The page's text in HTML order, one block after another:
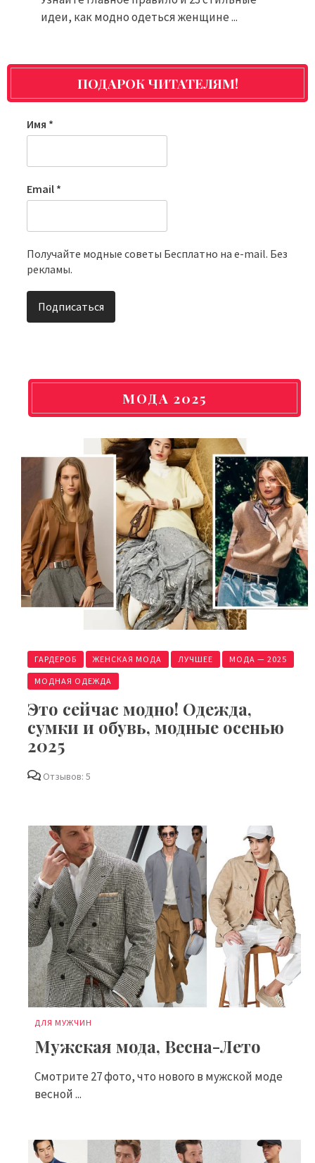
идеи, как модно одеться женщине ...
ПОДАРОК ЧИТАТЕЛЯМ!
Имя *
Email *
Получайте модные советы Бесплатно на e-mail. Без
рекламы.
МОДА 2025
ГАРДЕРОБ ЖЕНСКАЯ МОДА ЛУЧШЕЕ МОДА — 2025
МОДНАЯ ОДЕЖДА
Это сейчас модно! Одежда,
сумки и обувь, модные осенью
2025
Отзывов: 5
ДЛЯ МУЖЧИН
Мужская мода, Весна-Лето
Смотрите 27 фото, что нового в мужской моде
весной ...